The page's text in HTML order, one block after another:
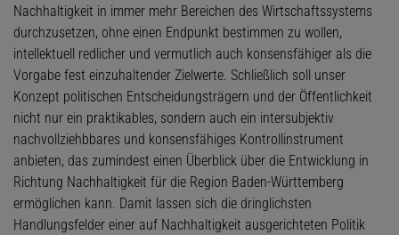
Nachhaltigkeit in immer mehr Bereichen des Wirtschaftssystems
durchzusetzen, ohne einen Endpunkt bestimmen zu wollen,
intellektuell redlicher und vermutlich auch konsensfähiger als die
Vorgabe fest einzuhaltender Zielwerte. Schließlich soll unser
Konzept politischen Entscheidungsträgern und der Öffentlichkeit
nicht nur ein praktikables, sondern auch ein intersubjektiv
nachvollziehbbares und konsensfähiges Kontrollinstrument
anbieten, das zumindest einen Überblick über die Entwicklung in
Richtung Nachhaltigkeit für die Region Baden-Württemberg
ermöglichen kann. Damit lassen sich die dringlichsten
Handlungsfelder einer auf Nachhaltigkeit ausgerichteten Politik